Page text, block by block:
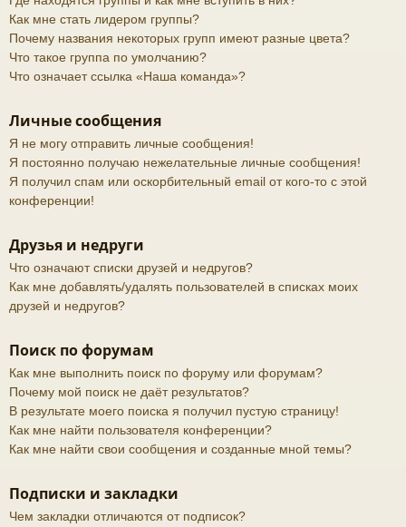
Как мне стать лидером группы?
Почему названия некоторых групп имеют разные цвета?
Что такое группа по умолчанию?
Что означает ссылка «Наша команда»?
Личные сообщения
Я не могу отправить личные сообщения!
Я постоянно получаю нежелательные личные сообщения!
Я получил спам или оскорбительный email от кого-то с этой
конференции!
Друзья и недруги
Что означают списки друзей и недругов?
Как мне добавлять/удалять пользователей в списках моих
друзей и недругов?
Поиск по форумам
Как мне выполнить поиск по форуму или форумам?
Почему мой поиск не даёт результатов?
В результате моего поиска я получил пустую страницу!
Как мне найти пользователя конференции?
Как мне найти свои сообщения и созданные мной темы?
Подписки и закладки
Чем закладки отличаются от подписок?